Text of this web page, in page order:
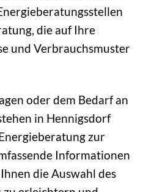
die auf Ihre
und Verbrauchsmuster
oder dem Bedarf an
in Hennigsdorf
zur
Informationen
die Auswahl des